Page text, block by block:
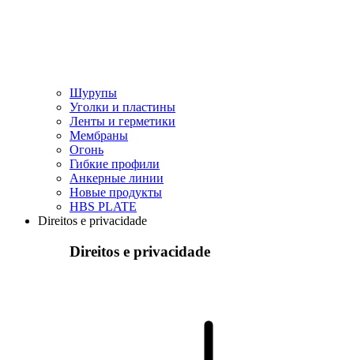
Шурупы
Уголки и пластины
Ленты и герметики
Мембраны
Огонь
Гибкие профили
Анкерные линии
Hовые продукты
HBS PLATE
Direitos e privacidade
Direitos e privacidade